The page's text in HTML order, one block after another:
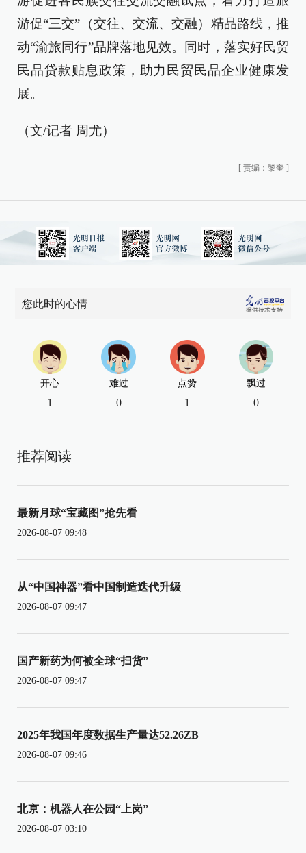
游促“三交”（交往、交流、交融）精品路线，推
动“渝旅同行”品牌落地见效。同时，落实好民贸
民品贷款贴息政策，助力民贸民品企业健康发
展。
（文/记者 周尤）
[ 责编：黎奎 ]
您此时的心情
开心
1
难过
0
点赞
1
飘过
0
推荐阅读
最新月球“宝藏图”抢先看
2026-08-07 09:48
从“中国神器”看中国制造迭代升级
2026-08-07 09:47
国产新药为何被全球“扫货”
2026-08-07 09:47
2025年我国年度数据生产量达52.26ZB
2026-08-07 09:46
北京：机器人在公园“上岗”
2026-08-07 03:10